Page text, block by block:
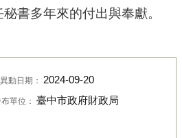
書多年來的付出與奉獻。
動日期： 2024-09-20
單位： 臺中市政府財政局